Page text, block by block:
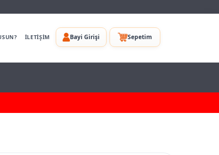
İLETİŞİM Bayi Girişi Sepetim